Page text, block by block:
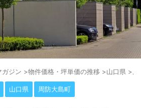
ガジン >物件価格・坪単価の推移 >山口県 >
山口県 周防大島町